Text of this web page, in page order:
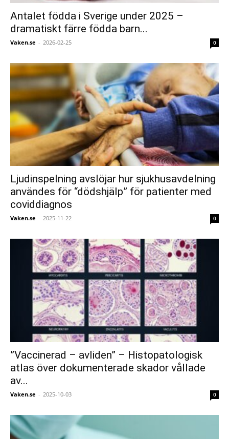
Antalet födda i Sverige under 2025 –
dramatiskt färre födda barn...
Vaken.se - 2026-02-25 0
Ljudinspelning avslöjar hur sjukhusavdelning
användes för “dödshjälp” för patienter med
coviddiagnos
Vaken.se - 2025-11-22 0
”Vaccinerad – avliden” – Histopatologisk
atlas över dokumenterade skador vållade
av...
Vaken.se - 2025-10-03 0